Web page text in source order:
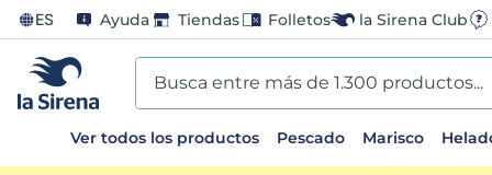
ES Ayuda Tiendas Folletos la Sirena Club
Busca entre más de 1.300 productos...
Ver todos los productos Pescado Marisco
TÉRMINOS MÁS BUSCADOS